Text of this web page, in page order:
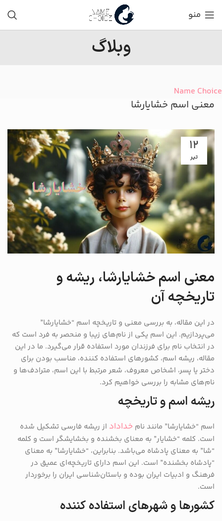
منو
وبلاگ
Name Choice
معنی اسم خشایارشا
12
تیر
معنی اسم خشایارشا، ریشه و
تاریخچه آن
در این مقاله، به بررسی معنی و تاریخچه اسم “خشایارشا”
می‌پردازیم. این اسم یکی از نام‌های زیبا و منحصر به فرد است که
در انتخاب نام برای فرزندان مورد استفاده قرار می‌گیرد. ما در این
مقاله، ریشه اسم، کشورهای استفاده کننده، مناسب بودن برای
دختر یا پسر، اشخاص معروف، شعر مرتبط با این اسم، مترادف‌ها و
نام‌های مشابه را بررسی خواهیم کرد.
ریشه اسم و تاریخچه
اسم “خشایارشا” مانند نام خداداد از ریشه فارسی تشکیل شده
است. کلمه “خشایار” به معنای بخشنده و بخشایشگر است و کلمه
“شا” به معنای پادشاه می‌باشد. بنابراین، “خشایارشا” به معنای
“پادشاه بخشنده” است. این اسم دارای تاریخچه‌ای عمیق در
فرهنگ و ادبیات ایران بوده و باستان‌شناسی ایران را برخوردار
است.
کشورها و شهرهای استفاده کننده